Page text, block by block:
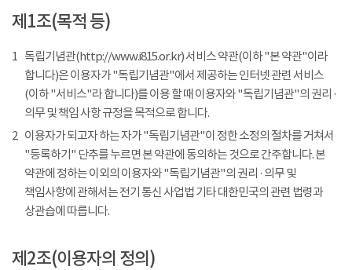
제1조(목적 등)
1 독립기념관(http://www.i815.or.kr) 서비스 약관(이하 "본 약관"이라
합니다)은 이용자가 "독립기념관"에서 제공하는 인터넷 관련 서비스
(이하 "서비스"라 합니다)를 이용 할 때 이용자와 "독립기념관"의 권리 ·
의무 및 책임 사항 규정을 목적으로 합니다.
2 이용자가 되고자 하는 자가 "독립기념관"이 정한 소정의 절차를 거쳐서
"등록하기" 단추를 누르면 본 약관에 동의하는 것으로 간주합니다. 본
약관에 정하는 이외의 이용자와 "독립기념관"의 권리 · 의무 및
책임사항에 관해서는 전기 통신 사업법 기타 대한민국의 관련 법령과
상관습에 따릅니다.
제2조(이용자의 정의)